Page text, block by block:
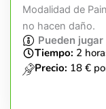
Modalidad de
no hacen daño.
Pueden
Tiempo: 2
Precio: 18 €